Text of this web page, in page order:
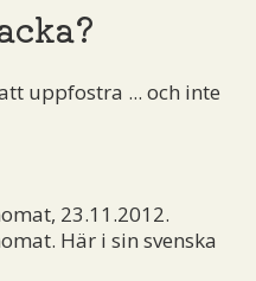
uppfostra ... och inte
23.11.2012.
Här i sin svenska